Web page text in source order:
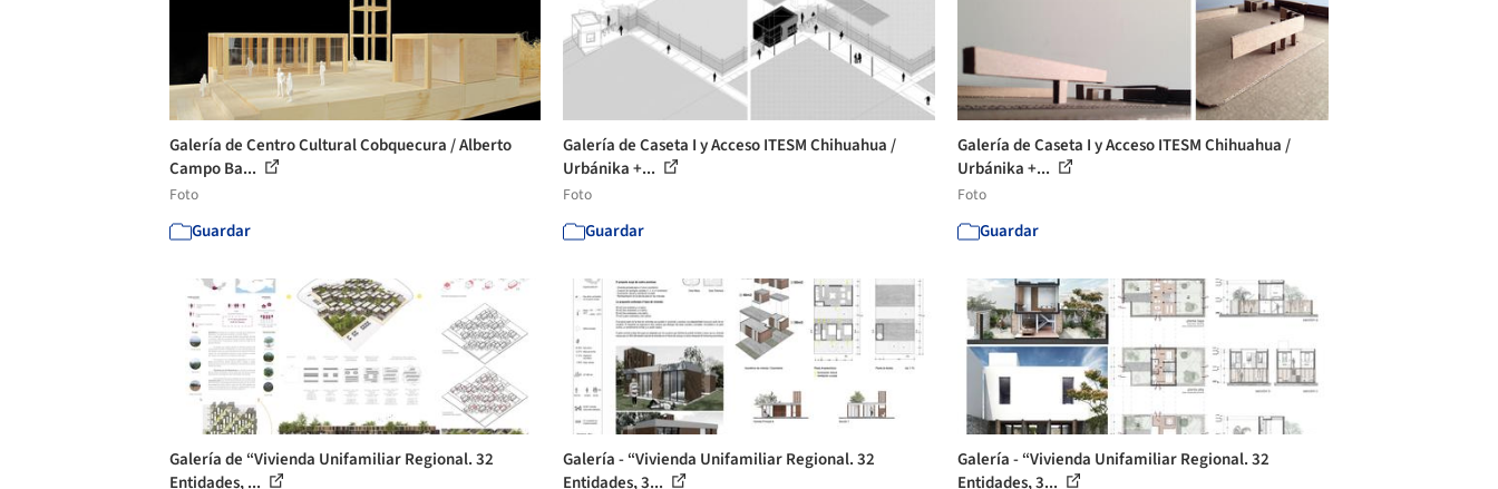
Galería de Centro Cultural Cobquecura / Alberto
Campo Ba...
Foto
Guardar
Galería de Caseta I y Acceso ITESM Chihuahua /
Urbánika +...
Foto
Guardar
Galería de Caseta I y Acceso ITESM Chihuahua /
Urbánika +...
Foto
Guardar
Galería de “Vivienda Unifamiliar Regional. 32
Entidades, ...
Galería - “Vivienda Unifamiliar Regional. 32
Entidades, 3...
Galería - “Vivienda Unifamiliar Regional. 32
Entidades, 3...